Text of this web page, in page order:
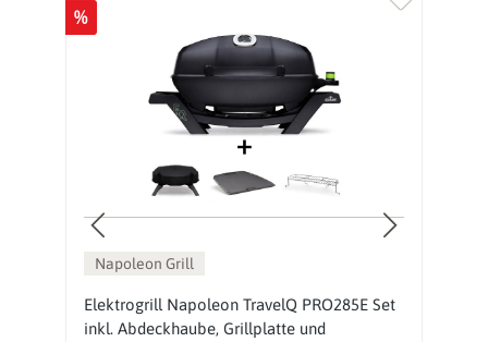
%
Napoleon Grill
Elektrogrill Napoleon TravelQ PRO285E Set
inkl. Abdeckhaube, Grillplatte und